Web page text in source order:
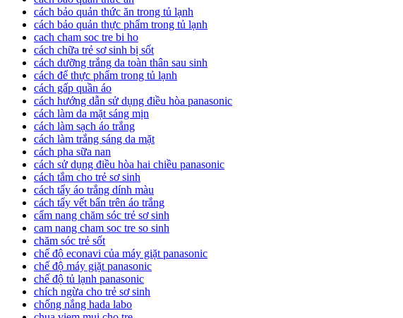
cách bảo quản thức ăn trong tủ lạnh
cách bảo quản thực phẩm trong tủ lạnh
cach cham soc tre bi ho
cách chữa trẻ sơ sinh bị sốt
cách dưỡng trắng da toàn thân sau sinh
cách để thực phẩm trong tủ lạnh
cách gấp quần áo
cách hướng dẫn sử dụng điều hòa panasonic
cách làm da mặt sáng mịn
cách làm sạch áo trắng
cách làm trắng sáng da mặt
cách pha sữa nan
cách sử dụng điều hòa hai chiều panasonic
cách tắm cho trẻ sơ sinh
cách tẩy áo trắng dính màu
cách tẩy vết bẩn trên áo trắng
cẩm nang chăm sóc trẻ sơ sinh
cam nang cham soc tre so sinh
chăm sóc trẻ sốt
chế độ econavi của máy giặt panasonic
chế độ máy giặt panasonic
chế độ tủ lạnh panasonic
chích ngừa cho trẻ sơ sinh
chống nắng hada labo